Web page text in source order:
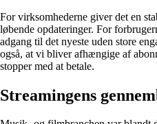
For virksomhederne giver det en
løbende opdateringer. For
adgang til det nyeste uden store
også, at vi bliver afhængige af
stopper med at betale.
Streamingens